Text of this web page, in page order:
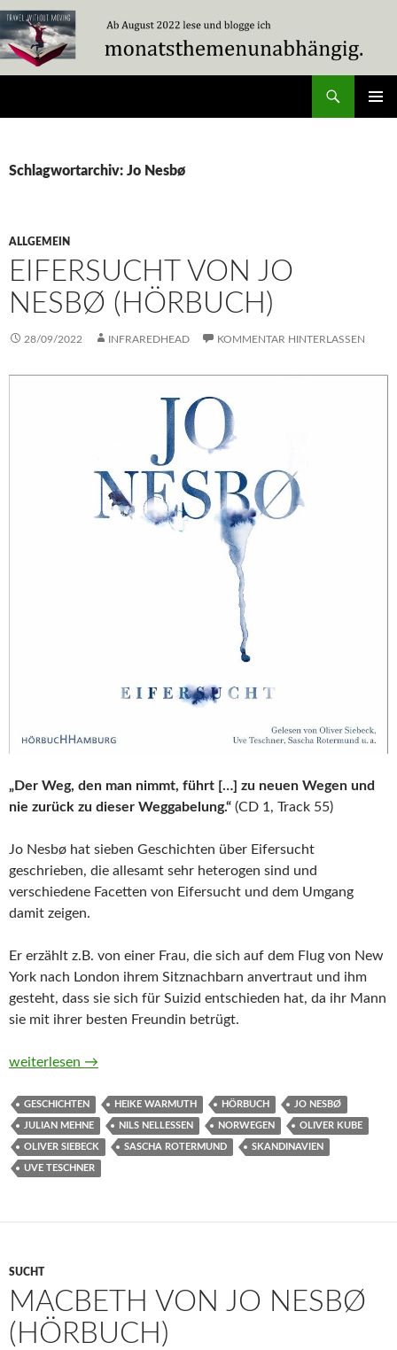
Zum
Inhalt
springen
Schlagwortarchiv: Jo Nesbø
ALLGEMEIN
EIFERSUCHT VON JO
NESBØ (HÖRBUCH)
28/09/2022 INFRAREDHEAD KOMMENTAR HINTERLASSEN
„Der Weg, den man nimmt, führt […] zu neuen Wegen und
nie zurück zu dieser Weggabelung.“ (CD 1, Track 55)
Jo Nesbø hat sieben Geschichten über Eifersucht
geschrieben, die allesamt sehr heterogen sind und
verschiedene Facetten von Eifersucht und dem Umgang
damit zeigen.
Er erzählt z.B. von einer Frau, die sich auf dem Flug von New
York nach London ihrem Sitznachbarn anvertraut und ihm
gesteht, dass sie sich für Suizid entschieden hat, da ihr Mann
sie mit ihrer besten Freundin betrügt.
Eifersucht von Jo Nesbø (Hörbuch)
weiterlesen →
GESCHICHTEN HEIKE WARMUTH HÖRBUCH JO NESBØ
JULIAN MEHNE NILS NELLESSEN NORWEGEN OLIVER KUBE
OLIVER SIEBECK SASCHA ROTERMUND SKANDINAVIEN
UVE TESCHNER
SUCHT
MACBETH VON JO NESBØ
(HÖRBUCH)